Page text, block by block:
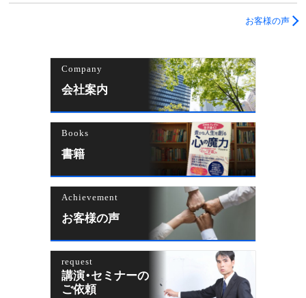
お客様の声
Company
会社案内
Books
書籍
Achievement
お客様の声
request
講演・セミナーの
ご依頼